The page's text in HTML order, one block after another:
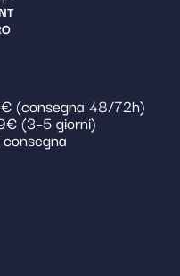
(consegna 48/72h)
(3–5 giorni)